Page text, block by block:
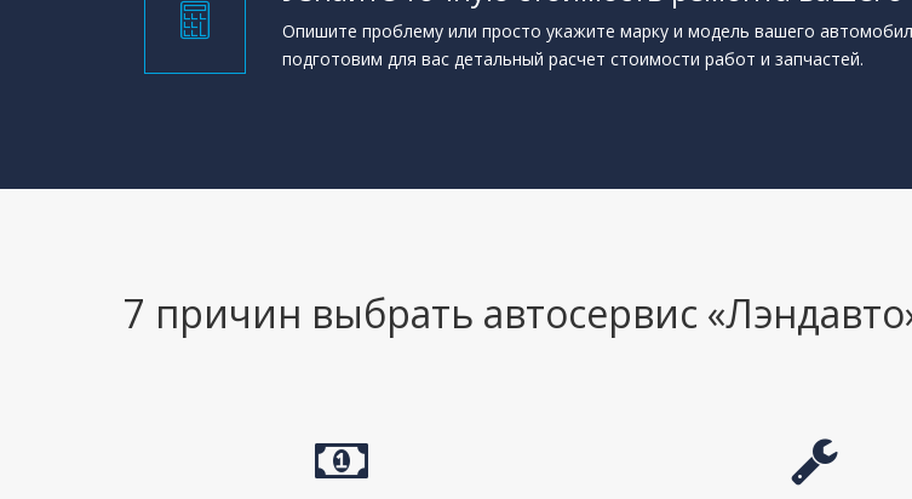
Опишите проблему или просто укажите марку и модель вашего
подготовим для вас детальный расчет стоимости работ и запчастей.
7 причин выбрать автосервис